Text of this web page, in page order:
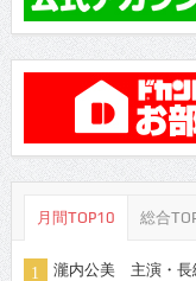
月間TOP10 総合
瀧内公美 主演・長